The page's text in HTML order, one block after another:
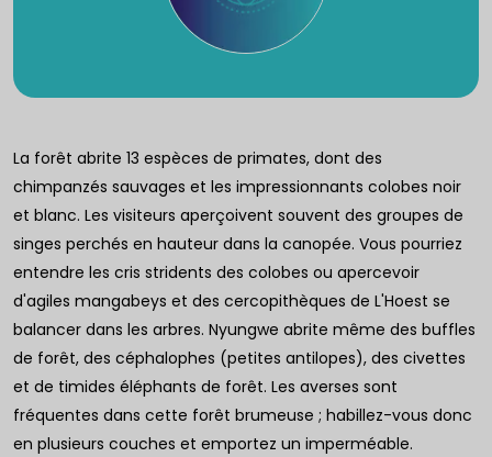
La forêt abrite 13 espèces de primates, dont des
chimpanzés sauvages et les impressionnants colobes noir
et blanc. Les visiteurs aperçoivent souvent des groupes de
singes perchés en hauteur dans la canopée. Vous pourriez
entendre les cris stridents des colobes ou apercevoir
d'agiles mangabeys et des cercopithèques de L'Hoest se
balancer dans les arbres. Nyungwe abrite même des buffles
de forêt, des céphalophes (petites antilopes), des civettes
et de timides éléphants de forêt. Les averses sont
fréquentes dans cette forêt brumeuse ; habillez-vous donc
en plusieurs couches et emportez un imperméable.